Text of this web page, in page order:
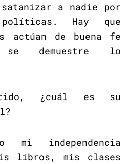
a nadie por
Hay que
actúan de buena fe
demuestre lo
¿cuál es su
mi independencia
libros, mis clases